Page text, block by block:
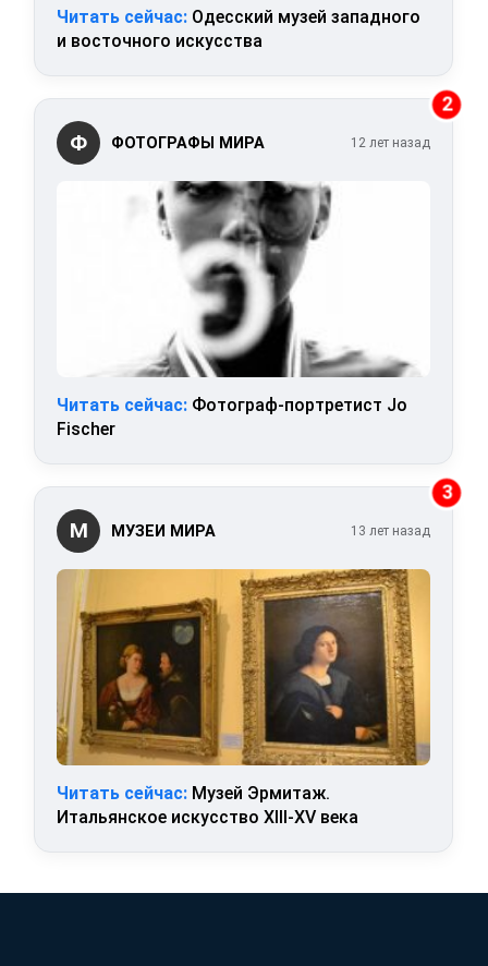
Читать сейчас: Одесский музей западного
и восточного искусства
2
Ф ФОТОГРАФЫ МИРА 12 лет назад
Читать сейчас: Фотограф-портретист Jo
Fischer
3
М МУЗЕИ МИРА 13 лет назад
Читать сейчас: Музей Эрмитаж.
Итальянское искусство XIII-XV века